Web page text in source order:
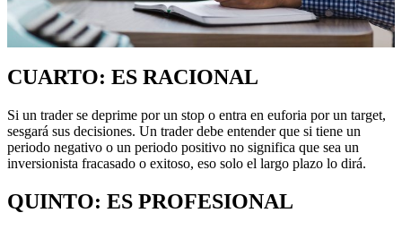
CUARTO: ES RACIONAL
Si un trader se deprime por un stop o entra en euforia por un target,
sesgará sus decisiones. Un trader debe entender que si tiene un
periodo negativo o un periodo positivo no significa que sea un
inversionista fracasado o exitoso, eso solo el largo plazo lo dirá.
QUINTO: ES PROFESIONAL